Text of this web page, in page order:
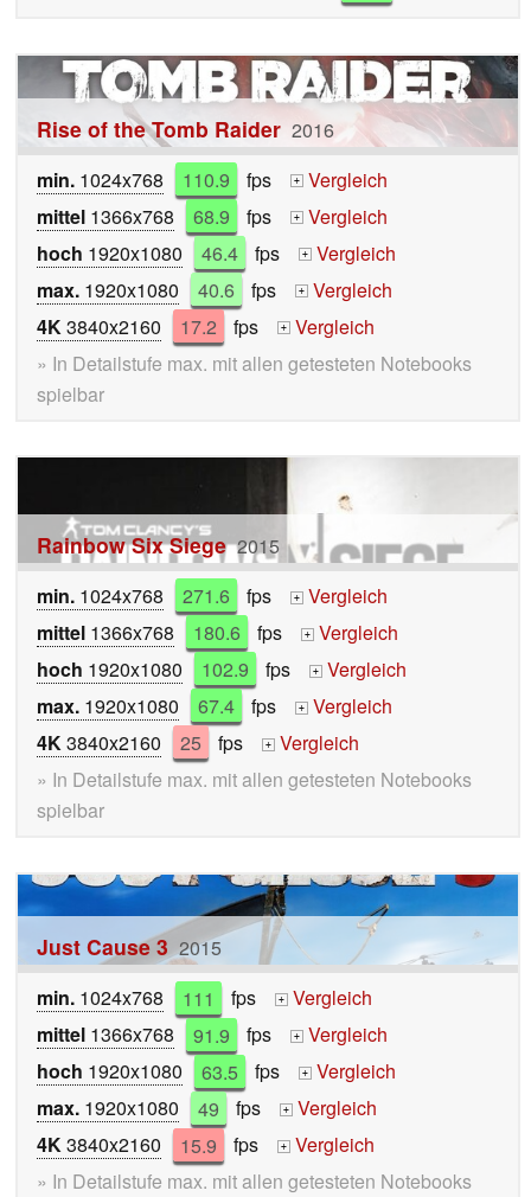
Rise of the Tomb Raider 2016
min. 1024x768 110.9 fps +
Vergleich
mittel 1366x768 68.9 fps +
Vergleich
hoch 1920x1080 46.4 fps +
Vergleich
max. 1920x1080 40.6 fps +
Vergleich
4K 3840x2160 17.2 fps +
Vergleich
» In Detailstufe max. mit allen getesteten Notebooks
spielbar
Rainbow Six Siege 2015
min. 1024x768 271.6 fps +
Vergleich
mittel 1366x768 180.6 fps +
Vergleich
hoch 1920x1080 102.9 fps +
Vergleich
max. 1920x1080 67.4 fps +
Vergleich
4K3840x2160 25 fps +
Vergleich
» In Detailstufe max. mit allen getesteten Notebooks
spielbar
Just Cause 3 2015
min. 1024x768 111 fps +
Vergleich
mittel 1366x768 91.9 fps +
Vergleich
hoch 1920x1080 63.5 fps +
Vergleich
max. 1920x1080 49 fps +
Vergleich
4K3840x2160 15.9 fps +
Vergleich
» In Detailstufe max. mit allen getesteten Notebooks